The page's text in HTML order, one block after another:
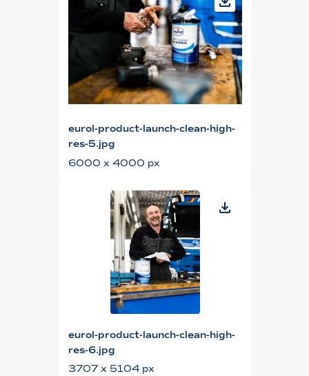
eurol-product-launch-clean-high-
res-5.jpg
6000 x 4000 px
eurol-product-launch-clean-high-
res-6.jpg
3707 x 5104 px